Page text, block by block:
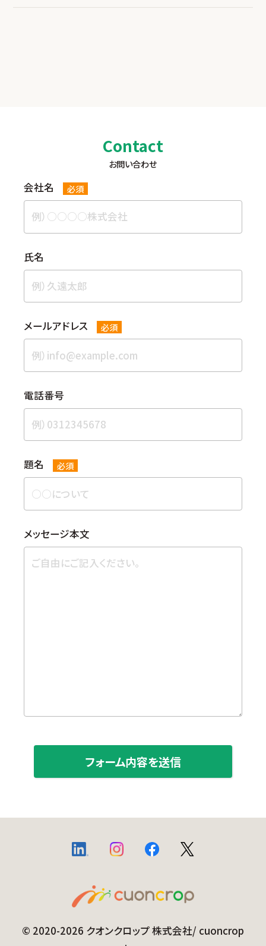
Contact
お問い合わせ
会社名 必須
⽒名
メールアドレス 必須
電話番号
題名 必須
メッセージ本⽂
© 2020-2026 クオンクロップ 株式会社/ cuoncrop